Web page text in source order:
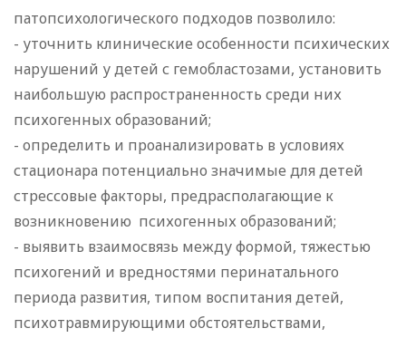
патопсихологического подходов позволило:
- уточнить клинические особенности психических
нарушений у детей с гемобластозами, установить
наибольшую распространенность среди них
психогенных образований;
- определить и проанализировать в условиях
стационара потенциально значимые для детей
стрессовые факторы, предрасполагающие к
возникновению психогенных образований;
- выявить взаимосвязь между формой, тяжестью
психогений и вредностями перинатального
периода развития, типом воспитания детей,
психотравмирующими обстоятельствами,